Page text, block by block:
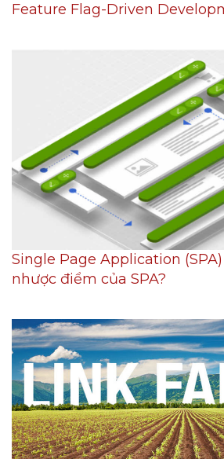
Feature Flag-Driven
Single Page Application
nhược điểm của SPA?